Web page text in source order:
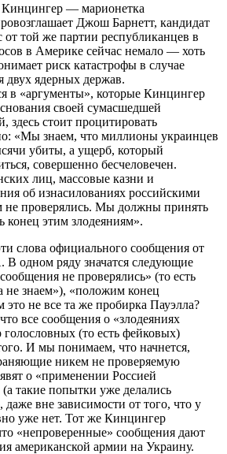
— марионетка
Джош Барнетт, кандидат
от той же партии республиканцев в
в Америке сейчас немало — хоть
риск катастрофы в случае
двух ядерных держав.
в «аргументы», которые Кинцингер
своей сумасшедшей
стоит процитировать
«Мы знаем, что миллионы украинцев
убиты, а ущерб, который
совершенно бесчеловечен.
лиц, массовые казни и
об изнасилованиях российскими
проверялись. Мы должны принять
этим злодеяниям».
слова официального сообщения от
одном ряду значатся следующие
не проверялись» (то есть
не знаем»), «положим конец
не все та же пробирка Пауэлла?
все сообщения о «злодеяниях
(то есть фейковых)
И мы понимаем, что начнется,
никем не проверяемую
о «применении Россией
такие попытки уже делались
даже вне зависимости от того, что у
уже нет. Тот же Кинцингер
«непроверенные» сообщения дают
американской армии на Украину.